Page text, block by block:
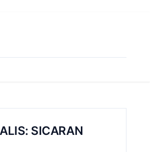
SICARAN